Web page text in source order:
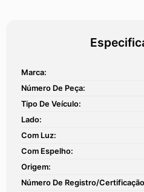
Marca:
Número De Peça:
Tipo De Veículo:
Lado:
Com Luz:
Com Espelho:
Origem:
Número De Registro/certificação